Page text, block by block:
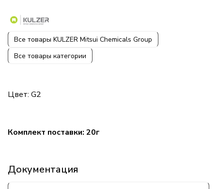
Все товары KULZER Mitsui Chemicals Group
Все товары категории
Цвет: G2
Комплект поставки: 20г
Документация